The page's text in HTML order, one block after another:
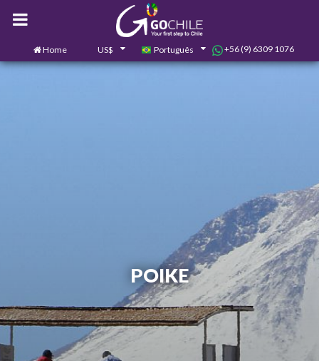
Home US$ Português +56 (9) 6309 1076
POIKE